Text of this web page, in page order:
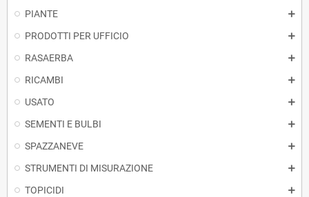
PIANTE
PRODOTTI PER UFFICIO
RASAERBA
RICAMBI
USATO
SEMENTI E BULBI
SPAZZANEVE
STRUMENTI DI MISURAZIONE
TOPICIDI